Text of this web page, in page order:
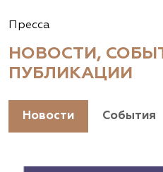
Пресса
НОВОСТИ,
ПУБЛИКАЦИИ
Новости События